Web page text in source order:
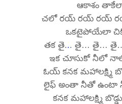
ఆకాశం తాకేలా
చలో రయ్ రయ్ రయ్ రయ్
ఒకటైపోయేలా
తక తై... తై… తై… తై…
ఇక చూసుకో నీలో
ఓయ్ కనక మహాలక్ష్మి
లైఫ్ అంతా నీతో ఉంటా
కనక మహాలక్ష్మి